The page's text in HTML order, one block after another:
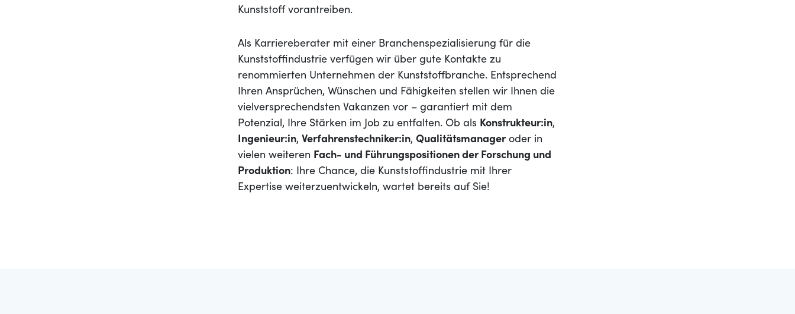
Kunststoff vorantreiben.
Als Karriereberater mit einer Branchenspezialisierung für die
Kunststoffindustrie verfügen wir über gute Kontakte zu
renommierten Unternehmen der Kunststoffbranche. Entsprechend
Ihren Ansprüchen, Wünschen und Fähigkeiten stellen wir Ihnen die
vielversprechendsten Vakanzen vor – garantiert mit dem
Potenzial, Ihre Stärken im Job zu entfalten. Ob als Konstrukteur:in,
Ingenieur:in, Verfahrenstechniker:in, Qualitätsmanageroder in
vielen weiteren Fach- und Führungspositionen der Forschung und
Produktion: Ihre Chance, die Kunststoffindustrie mit Ihrer
Expertise weiterzuentwickeln, wartet bereits auf Sie!